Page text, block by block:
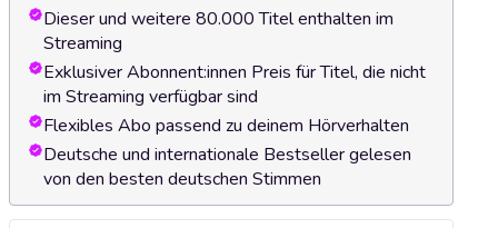
Dieser und weitere 80.000 Titel enthalten im
Streaming
Exklusiver Abonnent:innen Preis für Titel, die nicht
im Streaming verfügbar sind
Flexibles Abo passend zu deinem Hörverhalten
Deutsche und internationale Bestseller gelesen
von den besten deutschen Stimmen